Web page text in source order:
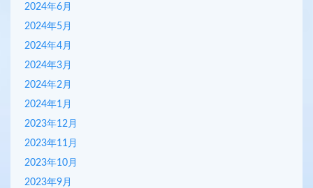
2024年6月
2024年5月
2024年4月
2024年3月
2024年2月
2024年1月
2023年12月
2023年11月
2023年10月
2023年9月